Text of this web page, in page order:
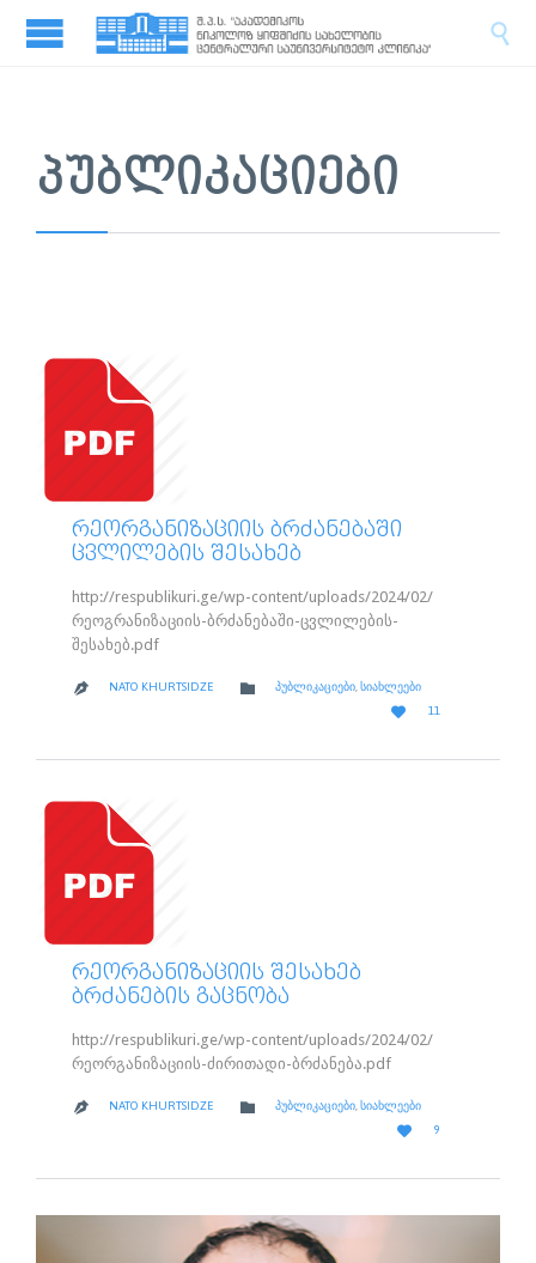

ᲞᲣᲑᲚᲘᲙᲐᲪᲘᲔᲑᲘ
ᲠᲔᲝᲠᲒᲐᲜᲘᲖᲐᲪᲘᲘᲡ ᲑᲠᲫᲐᲜᲔᲑᲐᲨᲘ
ᲪᲕᲚᲘᲚᲔᲑᲘᲡ ᲨᲔᲡᲐᲮᲔᲑ
http://respublikuri.ge/wp-content/uploads/2024/02/
რეოგრანიზაციის-ბრძანებაში-ცვლილების-
შესახებ.pdf
 NATO KHURTSIDZE  CATEGORY
ᲞᲣᲑᲚᲘᲙᲐᲪᲘᲔᲑᲘ ᲡᲘᲐᲮᲚᲔᲔᲑᲘ

LOVE
IT
11
ᲠᲔᲝᲠᲒᲐᲜᲘᲖᲐᲪᲘᲘᲡ ᲨᲔᲡᲐᲮᲔᲑ
ᲑᲠᲫᲐᲜᲔᲑᲘᲡ ᲒᲐᲪᲜᲝᲑᲐ
http://respublikuri.ge/wp-content/uploads/2024/02/
რეორგანიზაციის-ძირითადი-ბრძანება.pdf
 NATO KHURTSIDZE  CATEGORY
ᲞᲣᲑᲚᲘᲙᲐᲪᲘᲔᲑᲘ ᲡᲘᲐᲮᲚᲔᲔᲑᲘ

LOVE
IT
9